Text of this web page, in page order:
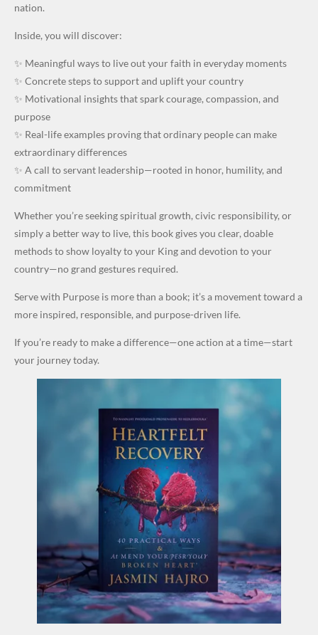
nation.
Inside, you will discover:
✨ Meaningful ways to live out your faith in everyday moments
✨ Concrete steps to support and uplift your country
✨ Motivational insights that spark courage, compassion, and
purpose
✨ Real-life examples proving that ordinary people can make
extraordinary differences
✨ A call to servant leadership—rooted in honor, humility, and
commitment
Whether you’re seeking spiritual growth, civic responsibility, or
simply a better way to live, this book gives you clear, doable
methods to show loyalty to your King and devotion to your
country—no grand gestures required.
Serve with Purpose is more than a book; it’s a movement toward a
more inspired, responsible, and purpose-driven life.
If you’re ready to make a difference—one action at a time—start
your journey today.